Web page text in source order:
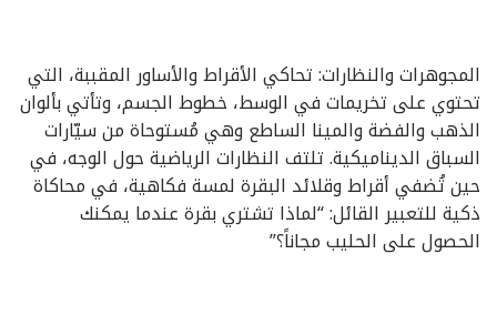
المجوهرات والنظارات: تحاكي الأقراط والأساور المقببة، التي
تحتوي على تخريمات في الوسط، خطوط الجسم، وتأتي بألوان
الذهب والفضة والمينا الساطع وهي مُستوحاة من سيّارات
السباق الديناميكية. تلتف النظارات الرياضية حول الوجه، في
حين تُضفي أقراط وقلائد البقرة لمسة فكاهية، في محاكاة
ذكية للتعبير القائل: “لماذا تشتري بقرة عندما يمكنك
الحصول على الحليب مجاناً؟”